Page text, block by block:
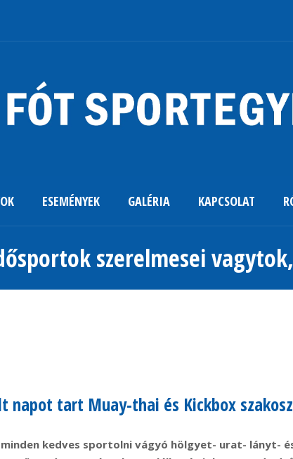
ESEMÉNYEK GALÉRIA KAPCSOLAT
szerelmesei
napot tart Muay-thai és Kickbox
kedves sportolni vágyó hölgyet- urat- lányt-